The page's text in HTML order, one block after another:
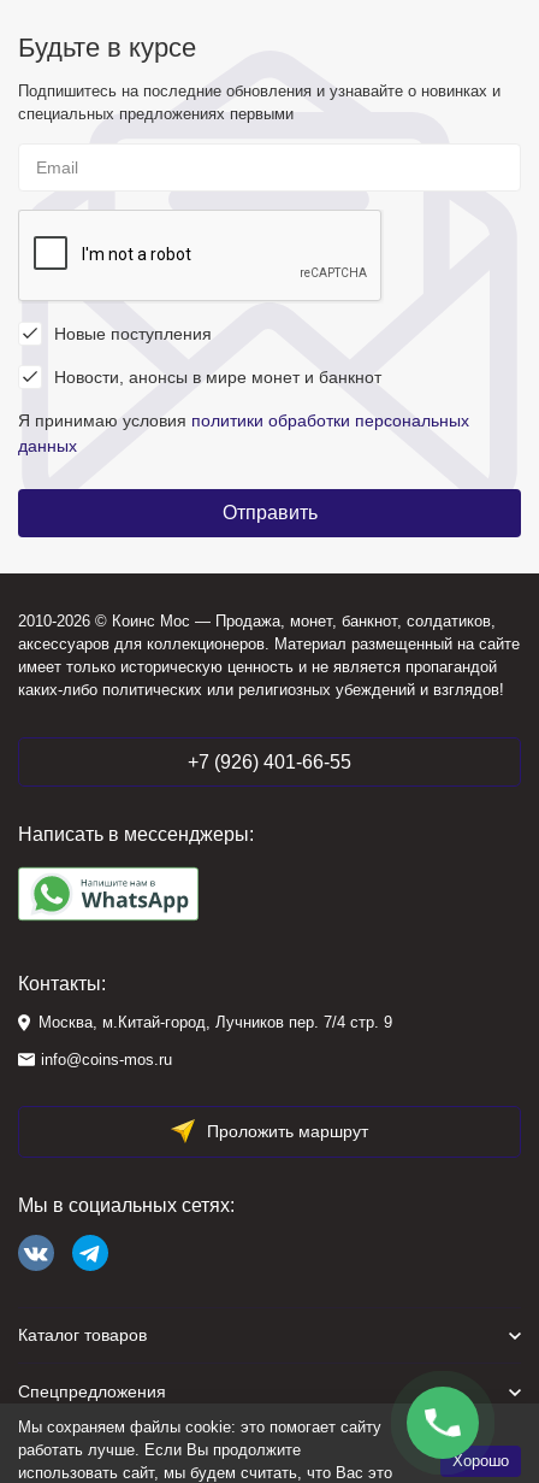
Будьте в курсе
Подпишитесь на последние обновления и узнавайте о новинках и
специальных предложениях первыми
Новые поступления
Новости, анонсы в мире монет и банкнот
Я принимаю условия политики обработки персональных
данных
2010-2026 © Коинс Мос — Продажа, монет, банкнот, солдатиков,
аксессуаров для коллекционеров. Материал размещенный на сайте
имеет только историческую ценность и не является пропагандой
каких-либо политических или религиозных убеждений и взглядов!
+7 (926) 401-66-55
Написать в мессенджеры:
Контакты:
Москва, м.Китай-город, Лучников пер. 7/4 стр. 9
info@coins-mos.ru
Проложить маршрут
Мы в социальных сетях:
Каталог товаров
Спецпредложения
Для покупателя
Мы сохраняем файлы cookie: это помогает сайту
работать лучше. Если Вы продолжите
использовать сайт, мы будем считать, что Вас это
Хорошо